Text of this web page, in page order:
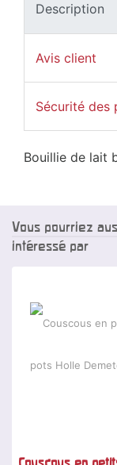
Description
Avis client
Sécurité des
Bouillie de lait
Vous pourriez
intéressé par